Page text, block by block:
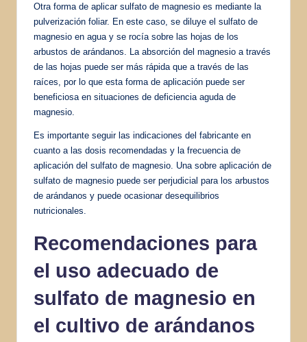
Otra forma de aplicar sulfato de magnesio es mediante la
pulverización foliar. En este caso, se diluye el sulfato de
magnesio en agua y se rocía sobre las hojas de los
arbustos de arándanos. La absorción del magnesio a través
de las hojas puede ser más rápida que a través de las
raíces, por lo que esta forma de aplicación puede ser
beneficiosa en situaciones de deficiencia aguda de
magnesio.
Es importante seguir las indicaciones del fabricante en
cuanto a las dosis recomendadas y la frecuencia de
aplicación del sulfato de magnesio. Una sobre aplicación de
sulfato de magnesio puede ser perjudicial para los arbustos
de arándanos y puede ocasionar desequilibrios
nutricionales.
Recomendaciones para
el uso adecuado de
sulfato de magnesio en
el cultivo de arándanos